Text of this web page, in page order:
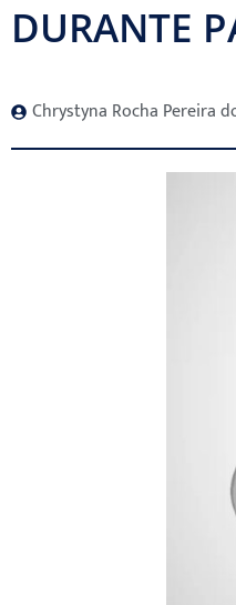
DURANTE
Chrystyna Rocha Pereira